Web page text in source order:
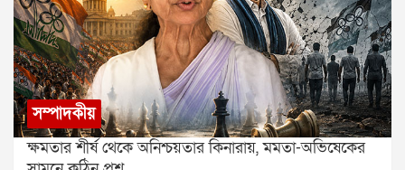
সম্পাদকীয়
ক্ষমতার শীর্ষ থেকে অনিশ্চয়তার কিনারায়, মমতা-অভিষেকের